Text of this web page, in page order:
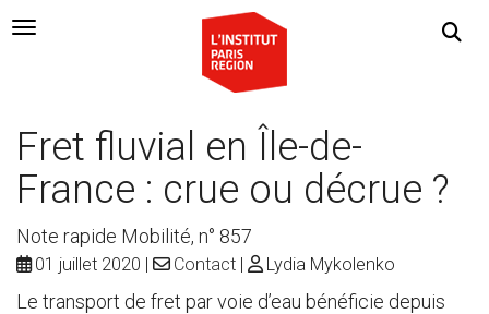
Navigation Toggle
Fret fluvial en Île-de-
France : crue ou décrue ?
Note rapide Mobilité, n° 857
01 juillet 2020 Contact Lydia Mykolenko
Le transport de fret par voie d’eau bénéficie depuis